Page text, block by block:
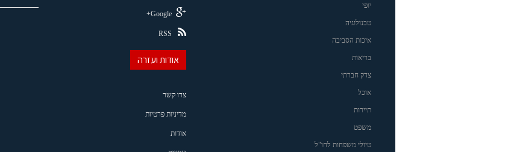
יופי
טכנולוגיה
איכות הסביבה
בריאות
צדק חברתי
אוכל
תיירות
משפט
טיולי משפחות לחו"ל
Google+
RSS
אודות ועזרה
צרו קשר
מדיניות פרטיות
אודות